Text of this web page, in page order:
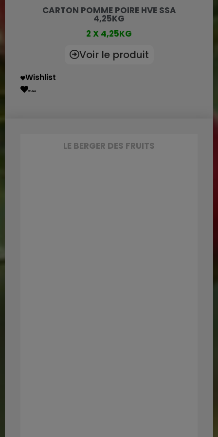
CARTON POMME POIRE HVE SSA
4,25KG
2 X 4,25KG
Voir le produit
Wishlist
Wishlist
LE BERGER DES FRUITS